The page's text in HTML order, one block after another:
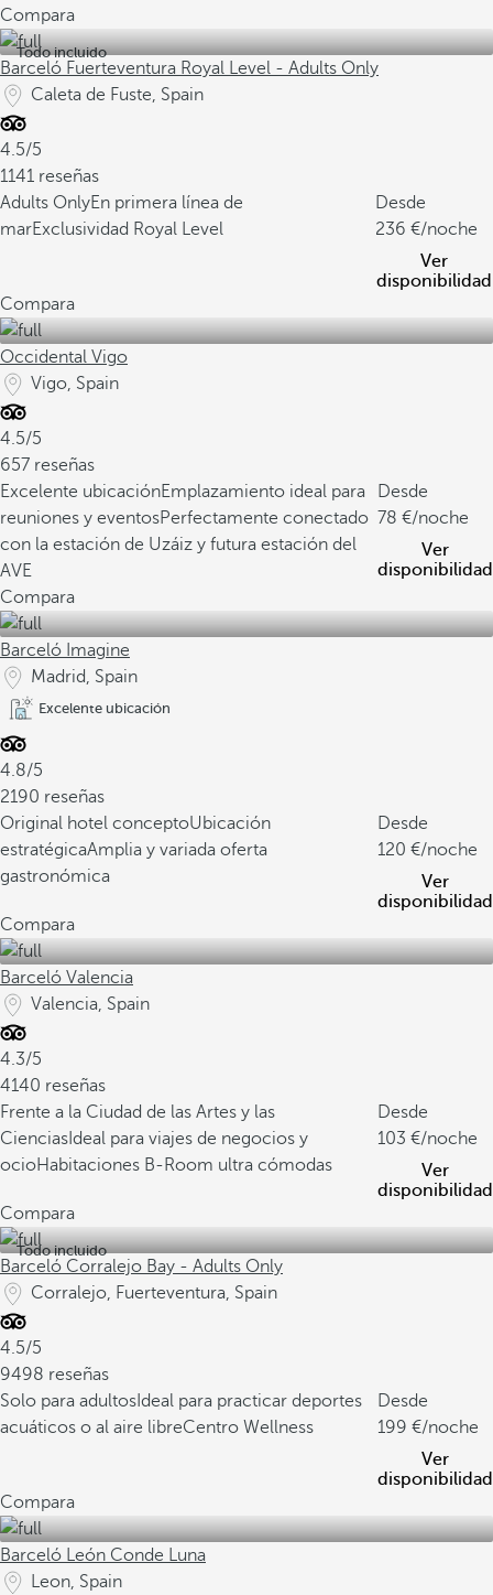
Compara
Todo incluido
Barceló Fuerteventura Royal Level - Adults Only
Caleta de Fuste, Spain
4.5/5
1141 reseñas
Adults OnlyEn primera línea de
marExclusividad Royal Level
Desde
236
/noche
Ver
disponibilidad
Compara
Occidental Vigo
Vigo, Spain
4.5/5
657 reseñas
Excelente ubicaciónEmplazamiento ideal para
reuniones y eventosPerfectamente conectado
con la estación de Uzáiz y futura estación del
AVE
Desde
78
/noche
Ver
disponibilidad
Compara
Barceló Imagine
Madrid, Spain
Excelente ubicación
4.8/5
2190 reseñas
Original hotel conceptoUbicación
estratégicaAmplia y variada oferta
gastronómica
Desde
120
/noche
Ver
disponibilidad
Compara
Barceló Valencia
Valencia, Spain
4.3/5
4140 reseñas
Frente a la Ciudad de las Artes y las
Ciencias Ideal para viajes de negocios y
ocioHabitaciones B-Room ultra cómodas
Desde
103
/noche
Ver
disponibilidad
Compara
Todo incluido
Barceló Corralejo Bay - Adults Only
Corralejo, Fuerteventura, Spain
4.5/5
9498 reseñas
Solo para adultos Ideal para practicar deportes
acuáticos o al aire libreCentro Wellness
Desde
199
/noche
Ver
disponibilidad
Compara
Barceló León Conde Luna
Leon, Spain